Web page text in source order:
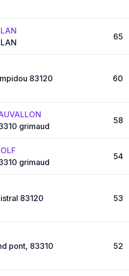
65
83120
60
grimaud
58
grimaud
54
83120
53
pont, 83310
52